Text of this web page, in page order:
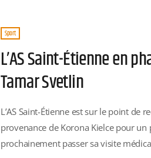
Sport
L’AS Saint-Étienne en
Tamar Svetlin
L’AS Saint-Étienne est sur le point
provenance de Korona Kielce pour
prochainement passer sa visite